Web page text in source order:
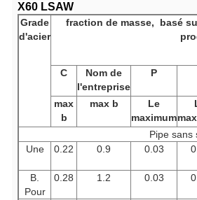
X60 LSAW
Grade
d'acier
fraction de masse,
basé
C
Nom de
l'entreprise
P
max
b
max b
Le
maximum
Pipe sans
Une
0.22 0.9 0.03
B.
Pour
0.28 1.2 0.03